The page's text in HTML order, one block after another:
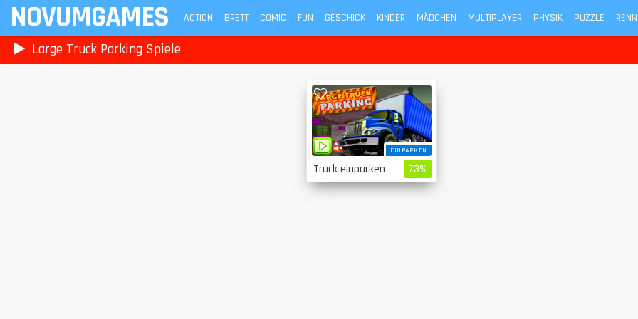
NOVUMGAMES ACTION BRETT COMIC FUN GESCHICK KINDER MÄDCHEN MULTIPLAYER PHYSIK PUZZLE RENN
Large Truck Parking Spiele
EINPARKEN
Truck einparken 73%